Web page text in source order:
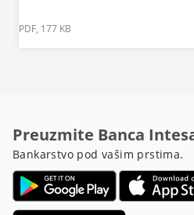
PDF, 177 KB
Preuzmite Banca
Bankarstvo pod vašim prstima.